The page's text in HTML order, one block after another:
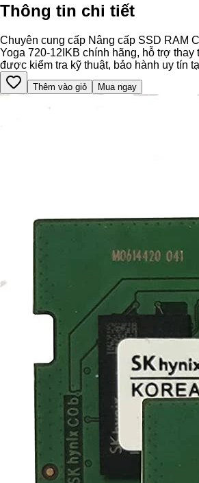
Thông tin chi tiết
Chuyên cung cấp Nâng cấp SSD RAM
Yoga 720-12IKB chính hãng, hỗ trợ thay
được kiểm tra kỹ thuật, bảo hành uy tín
Thêm vào giỏ Mua ngay